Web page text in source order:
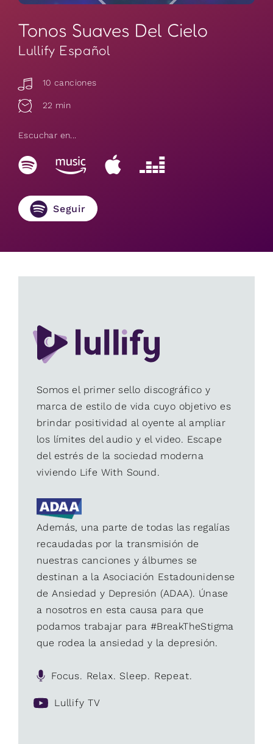
Tonos Suaves Del Cielo
Lullify Español
10 canciones
22 min
Escuchar en...
Seguir
Somos el primer sello discográfico y
marca de estilo de vida cuyo objetivo es
brindar positividad al oyente al ampliar
los límites del audio y el video. Escape
del estrés de la sociedad moderna
viviendo Life With Sound.
Además, una parte de todas las regalías
recaudadas por la transmisión de
nuestras canciones y álbumes se
destinan a la Asociación Estadounidense
de Ansiedad y Depresión (ADAA). Únase
a nosotros en esta causa para que
podamos trabajar para #BreakTheStigma
que rodea la ansiedad y la depresión.
Focus. Relax. Sleep. Repeat.
Lullify TV